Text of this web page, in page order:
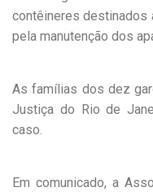
contêineres destinados
pela manutenção dos
As famílias dos dez
Justiça do Rio de
caso.
Em comunicado, a